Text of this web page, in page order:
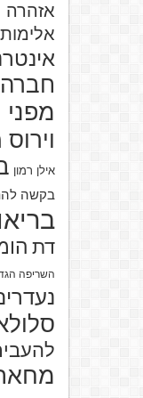
אזהרה
אלימות
חברה
מפני
אילן רמון
בקשה
דת
השריפה